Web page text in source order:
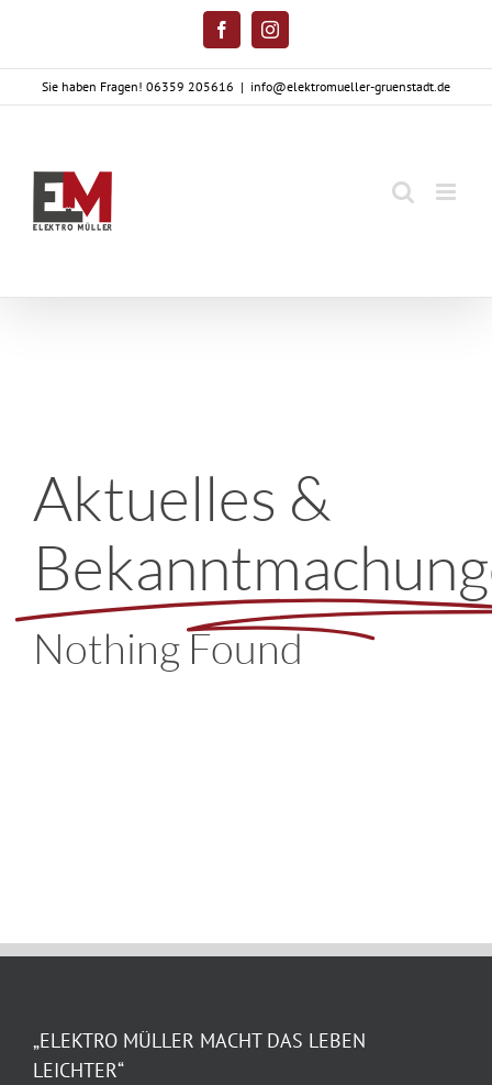
springen
FacebookInstagram
Sie haben Fragen! 06359 205616 | info@elektromueller-gruenstadt.de
Aktuelles &
Nothing Found
„ELEKTRO MÜLLER MACHT DAS LEBEN
LEICHTER“